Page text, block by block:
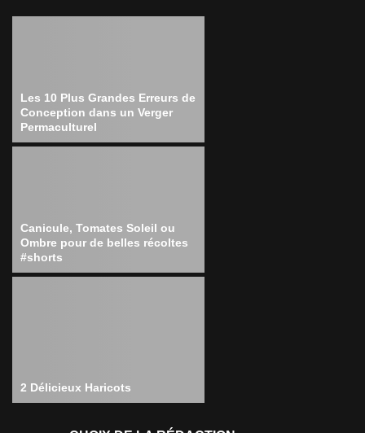
Les 10 Plus Grandes Erreurs de
Conception dans un Verger
Permaculturel
Canicule, Tomates Soleil ou
Ombre pour de belles récoltes
#shorts
2 Délicieux Haricots